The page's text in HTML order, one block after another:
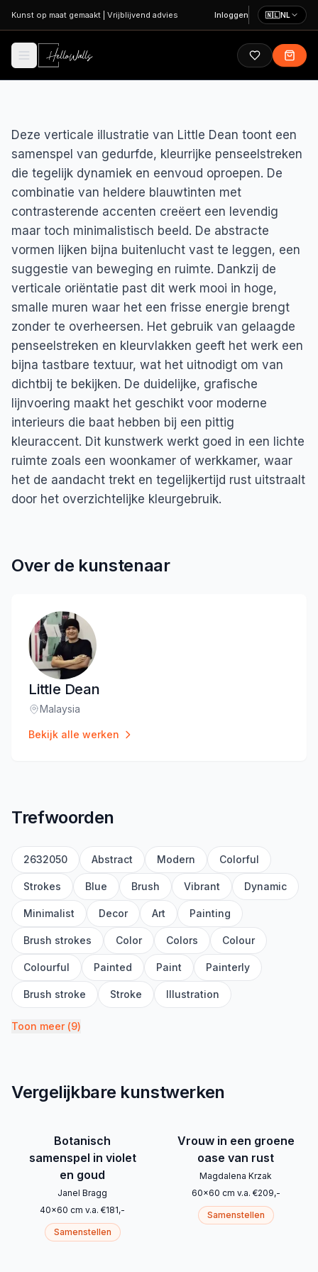
Ga naar hoofdinhoud
Kunst op maat gemaakt Vrijblijvend advies Inloggen 🇳🇱NL
Deze verticale illustratie van Little Dean toont een
samenspel van gedurfde, kleurrijke penseelstreken
die tegelijk dynamiek en eenvoud oproepen. De
combinatie van heldere blauwtinten met
contrasterende accenten creëert een levendig
maar toch minimalistisch beeld. De abstracte
vormen lijken bijna buitenlucht vast te leggen, een
suggestie van beweging en ruimte. Dankzij de
verticale oriëntatie past dit werk mooi in hoge,
smalle muren waar het een frisse energie brengt
zonder te overheersen. Het gebruik van gelaagde
penseelstreken en kleurvlakken geeft het werk een
bijna tastbare textuur, wat het uitnodigt om van
dichtbij te bekijken. De duidelijke, grafische
lijnvoering maakt het geschikt voor moderne
interieurs die baat hebben bij een pittig
kleuraccent. Dit kunstwerk werkt goed in een lichte
ruimte zoals een woonkamer of werkkamer, waar
het de aandacht trekt en tegelijkertijd rust uitstraalt
door het overzichtelijke kleurgebruik.
Over de kunstenaar
Little Dean
Locatie:
Malaysia
Bekijk alle werken
Trefwoorden
2632050 Abstract Modern Colorful
Strokes Blue Brush Vibrant Dynamic
Minimalist Decor Art Painting
Brush strokes Color Colors Colour
Colourful Painted Paint Painterly
Brush stroke Stroke Illustration
Toon meer(9)
Vergelijkbare kunstwerken
Botanisch
samenspel in violet
en goud
Janel Bragg
40x60 cm v.a. €181,-
Samenstellen
Vrouw in een groene
oase van rust
Magdalena Krzak
60x60 cm v.a. €209,-
Samenstellen